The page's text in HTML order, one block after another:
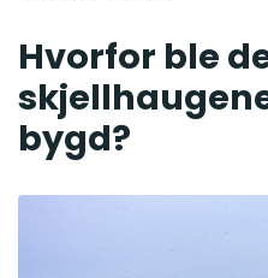
Hvorfor ble
bygd?